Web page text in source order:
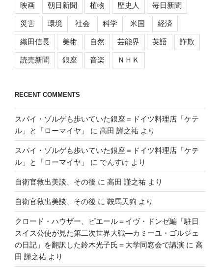
映画 朝日新聞 植物 歴史人 毎日新聞
災害 環境 社会 科学 米国 経済
織田信長 美術 自然 芸能界 英語 詐欺
読売新聞 銀座 音楽 ＮＨＫ
RECENT COMMENTS
スパイ・ゾルゲも歩いていた銀座＝ドイツ料理店「ケテ
ル」と「ローマイヤ」
に 高田 謹之祐 より
スパイ・ゾルゲも歩いていた銀座＝ドイツ料理店「ケテ
ル」と「ローマイヤ」
に でんすけ より
自衛官救出美談、その後 に 高田 謹之祐 より
自衛官救出美談、その後 に 鞍馬天狗 より
クロード・ハウザー、ピエール＝イヴ・ドンゼ編「駐日
スイス公使が見た第二次世界大戦―カミーユ・ゴルジェ
の日記」を翻訳した鈴木光子氏＝大学同窓会で講演 に 高
田 謹之祐 より